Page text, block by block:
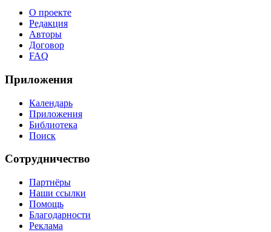
О проекте
Редакция
Авторы
Договор
FAQ
Приложения
Календарь
Приложения
Библиотека
Поиск
Сотрудничество
Партнёры
Наши ссылки
Помощь
Благодарности
Реклама